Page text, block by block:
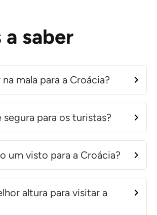
a saber
mala para a Croácia?
segura para os turistas?
um visto para a Croácia?
altura para visitar a